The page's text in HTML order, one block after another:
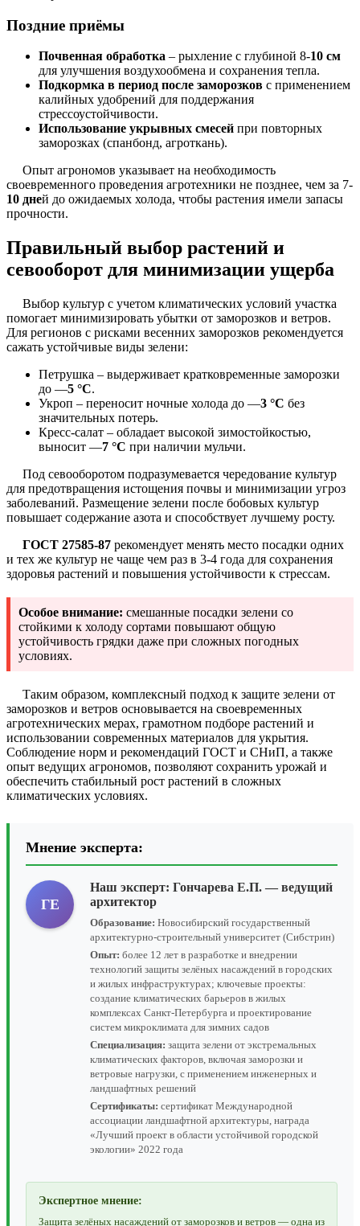
Поздние приёмы
Почвенная обработка – рыхление с глубиной 8-10 см
для улучшения воздухообмена и сохранения тепла.
Подкормка в период после заморозков с применением
калийных удобрений для поддержания
стрессоустойчивости.
Использование укрывных смесей при повторных
заморозках (спанбонд, агроткань).
Опыт агрономов указывает на необходимость
своевременного проведения агротехники не позднее, чем за 7-
10 дней до ожидаемых холода, чтобы растения имели запасы
прочности.
Правильный выбор растений и
севооборот для минимизации ущерба
Выбор культур с учетом климатических условий участка
помогает минимизировать убытки от заморозков и ветров.
Для регионов с рисками весенних заморозков рекомендуется
сажать устойчивые виды зелени:
Петрушка – выдерживает кратковременные заморозки
до —5 °C.
Укроп – переносит ночные холода до —3 °C без
значительных потерь.
Кресс-салат – обладает высокой зимостойкостью,
выносит —7 °C при наличии мульчи.
Под севооборотом подразумевается чередование культур
для предотвращения истощения почвы и минимизации угроз
заболеваний. Размещение зелени после бобовых культур
повышает содержание азота и способствует лучшему росту.
ГОСТ 27585-87 рекомендует менять место посадки одних
и тех же культур не чаще чем раз в 3-4 года для сохранения
здоровья растений и повышения устойчивости к стрессам.
Особое внимание: смешанные посадки зелени со
стойкими к холоду сортами повышают общую
устойчивость грядки даже при сложных погодных
условиях.
Таким образом, комплексный подход к защите зелени от
заморозков и ветров основывается на своевременных
агротехнических мерах, грамотном подборе растений и
использовании современных материалов для укрытия.
Соблюдение норм и рекомендаций ГОСТ и СНиП, а также
опыт ведущих агрономов, позволяют сохранить урожай и
обеспечить стабильный рост растений в сложных
климатических условиях.
Мнение эксперта:
ГЕ
Наш эксперт: Гончарева Е.П. — ведущий
архитектор
Образование: Новосибирский государственный
архитектурно-строительный университет (Сибстрин)
Опыт: более 12 лет в разработке и внедрении
технологий защиты зелёных насаждений в городских
и жилых инфраструктурах; ключевые проекты:
создание климатических барьеров в жилых
комплексах Санкт-Петербурга и проектирование
систем микроклимата для зимних садов
Специализация: защита зелени от экстремальных
климатических факторов, включая заморозки и
ветровые нагрузки, с применением инженерных и
ландшафтных решений
Сертификаты: сертификат Международной
ассоциации ландшафтной архитектуры, награда
«Лучший проект в области устойчивой городской
экологии» 2022 года
Экспертное мнение:
Защита зелёных насаждений от заморозков и ветров — одна из